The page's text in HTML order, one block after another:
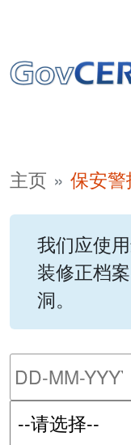
主页 保安警
我们应使
装修正档
洞。